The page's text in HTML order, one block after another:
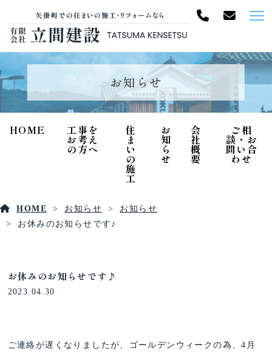
お知らせ
HOME 工事を
お考え
の方へ
住
ま
い
の
施
工
お
知
ら
せ
会
社
概
要
ご相
談・お
問い合
わせ
HOME お知らせ
お知らせ
お休みのお知らせです♪
お休みのお知らせです♪
2023.04.30
ご連絡が遅くなりましたが、ゴールデンウィークの為、4月